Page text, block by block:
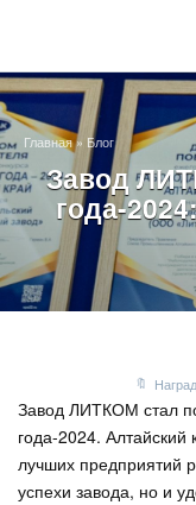
Главная» Блог
Завод
года-
Завод ЛИТКОМ стал
года-2024. Алтайский
лучших предприятий
успехи завода, но и